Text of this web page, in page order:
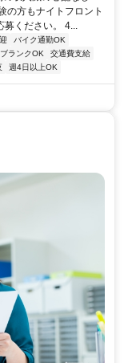
の方もナイトフロント
募ください。 4...
バイク通勤OK
ブランクOK
交通費支給
週4日以上OK